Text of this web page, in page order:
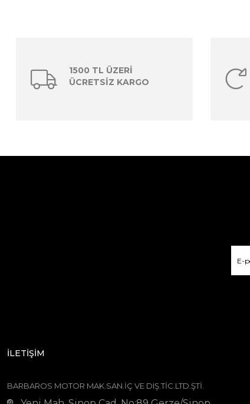
1500 TL ÜZERİ
ÜCRETSİZ KARGO
İLETİŞİM
BARBAROS MOTOR MAK.SAN.İÇ VE DIŞ.TİC.LTD.ŞTİ.